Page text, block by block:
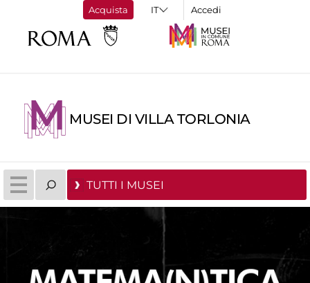
Acquista Accedi
MUSEI DI VILLA TORLONIA
TUTTI I MUSEI